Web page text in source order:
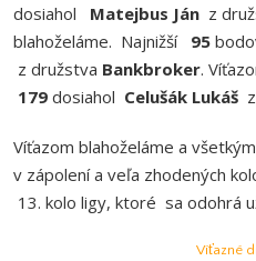
dosiahol Matejbus Ján z
blahoželáme. Najnižší 95
z družstva Bankbroker.
179 dosiahol Celušák Lukáš
Víťazom blahoželáme a
v zápolení a veľa zhodených
13. kolo ligy, ktoré sa odohrá
Víťazné